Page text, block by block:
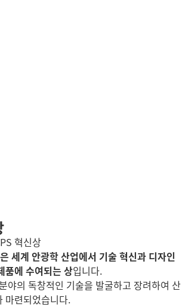
혁신상
세계 안광학 산업에서 기술 혁신과 디자인
품에 수여되는 상입니다.
야의 독창적인 기술을 발굴하고 장려하여 산
마련되었습니다.